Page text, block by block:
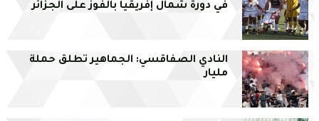
في دورة شمال إفريقيا بالفوز على الجزائر
النادي الصفاقسي: الجماهير تطلق حملة
مليار